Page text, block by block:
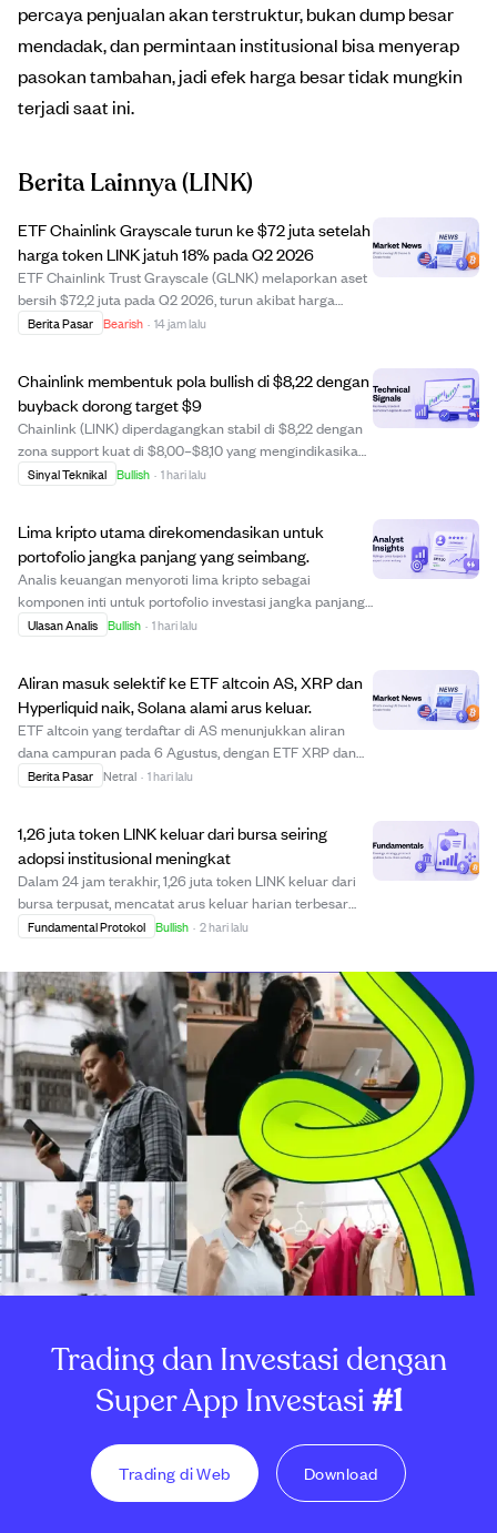
percaya penjualan akan terstruktur, bukan dump besar
mendadak, dan permintaan institusional bisa menyerap
pasokan tambahan, jadi efek harga besar tidak mungkin
terjadi saat ini.
Berita Lainnya(LINK)
ETF Chainlink Grayscale turun ke $72 juta setelah
harga token LINK jatuh 18% pada Q2 2026
ETF Chainlink Trust Grayscale (GLNK) melaporkan aset
bersih $72,2 juta pada Q2 2026, turun akibat harga
token LINK yang turun 18% dari $8,77 menjadi $7,20. Nilai
Berita Pasar Bearish · 14 jam lalu
Chainlink membentuk pola bullish di $8,22 dengan
buyback dorong target $9
Chainlink (LINK) diperdagangkan stabil di $8,22 dengan
zona support kuat di $8,00–$8,10 yang mengindikasikan
potensi pembalikan bullish lewat pola inverse head-and-
Sinyal Teknikal Bullish · 1 hari lalu
Lima kripto utama direkomendasikan untuk
portofolio jangka panjang yang seimbang.
Analis keuangan menyoroti lima kripto sebagai
komponen inti untuk portofolio investasi jangka panjang
yang seimbang. Bitcoin menjadi fondasi stabil karena
Ulasan Analis Bullish · 1 hari lalu
Aliran masuk selektif ke ETF altcoin AS, XRP dan
Hyperliquid naik, Solana alami arus keluar.
ETF altcoin yang terdaftar di AS menunjukkan aliran
dana campuran pada 6 Agustus, dengan ETF XRP dan
Hyperliquid mencatat aliran masuk bersih sementara
Berita Pasar Netral · 1 hari lalu
1,26 juta token LINK keluar dari bursa seiring
adopsi institusional meningkat
Dalam 24 jam terakhir, 1,26 juta token LINK keluar dari
bursa terpusat, mencatat arus keluar harian terbesar
sejak 29 Juni. Penurunan likuiditas di bursa ini
jual yang lebih rendah. Adopsi institusion...
Fundamental Protokol Bullish · 2 hari lalu
Trading dan Investasi dengan
Super App Investasi#1
Trading di Web Download